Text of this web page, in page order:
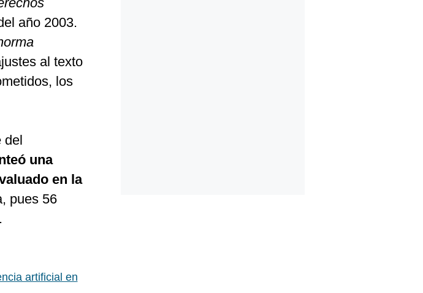
año 2003.
al texto
los
del
una
en la
pues 56
artificial en